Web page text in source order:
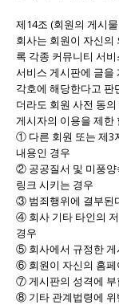
제14조 (회원의 게시
회사는 회원이 자신의
록 각종 커뮤니티 서
서비스 게시판에 글을
각호에 해당한다고 판
더라도 회원 사전 동
게시자의 이용을 제한
① 다른 회원 또는 제3
내용인 경우
② 공공질서 및 미풍양
링크 시키는 경우
③ 범죄행위에 결부된
④ 회사 기타 타인의
경우
⑤ 회사에서 규정한 게
⑥ 회원이 자신의 홈페
⑦ 게시판의 성격에 부
⑧ 기타 관계법령에 위